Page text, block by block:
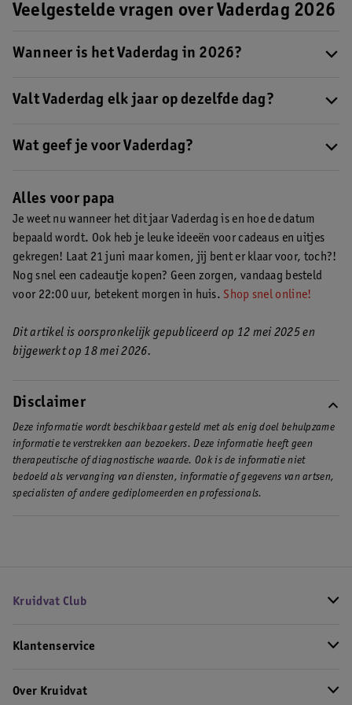
Veelgestelde vragen over Vaderdag 2026
Wanneer is het Vaderdag in 2026?
Valt Vaderdag elk jaar op dezelfde dag?
datum. Het valt op de derde zondag van juni.
Wat geef je voor Vaderdag?
fotocadeau! Shop de
Alles voor papa
Je weet nu wanneer het dit jaar Vaderdag is en hoe de datum
bepaald wordt. Ook heb je leuke ideeën voor cadeaus en uitjes
gekregen! Laat 21 juni maar komen, jij bent er klaar voor, toch?!
Nog snel een cadeautje kopen? Geen zorgen, vandaag besteld
voor 22:00 uur, betekent morgen in huis. Shop snel online!
Dit artikel is oorspronkelijk gepubliceerd op 12 mei 2025 en
bijgewerkt op 18 mei 2026.
Disclaimer
Deze informatie wordt beschikbaar gesteld met als enig doel behulpzame
informatie te verstrekken aan bezoekers. Deze informatie heeft geen
therapeutische of diagnostische waarde. Ook is de informatie niet
bedoeld als vervanging van diensten, informatie of gegevens van artsen,
specialisten of andere gediplomeerden en professionals.
Kruidvat Club
Klantenservice
Over Kruidvat